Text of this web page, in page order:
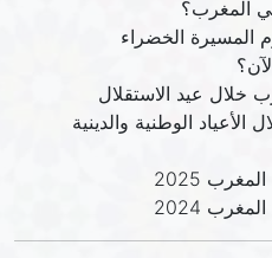
الخضراء
خلال عيد الاستقلال
الوطنية والدينية
2025
2024